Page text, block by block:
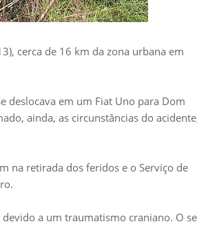
cerca de 16 km da zona urbana em
deslocava em um Fiat Uno para Dom
ainda, as circunstâncias do
na retirada dos feridos e o Serviço de
a um traumatismo craniano. O